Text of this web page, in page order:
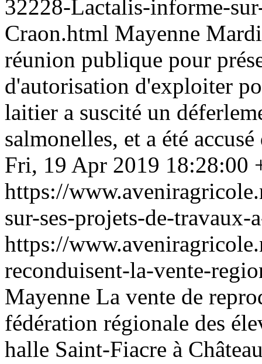
32228-Lactalis-informe-
Craon.html Mayenne
réunion publique pour
d'autorisation d'exploiter
laitier a suscité un
salmonelles, et a été
Fri, 19 Apr 2019 18:28:00
https://
sur-ses-projets-de-travaux-
https://
reconduisent-la-vente-
Mayenne La vente de
fédération régionale des
halle Saint-Fiacre à